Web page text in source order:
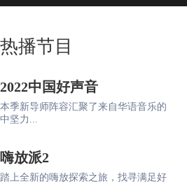
热播节目
2022中国好声音
本季新导师阵容汇聚了来自华语音乐的
中坚力...
嗨放派2
踏上全新的嗨放探索之旅，找寻满足好